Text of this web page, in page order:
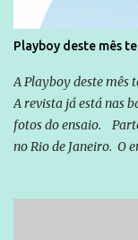
cidadão brasileiro
da Lava Jato,
quem vai ser preso ou
simples ao mais
seus direitos e deveres
Playboy deste mês
A Playboy deste mês
A revista já está nas
fotos do ensaio.
no Rio de Janeiro. O